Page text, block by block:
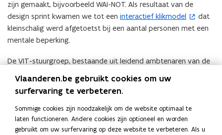
zijn gemaakt, bijvoorbeeld WAI-NOT. Als resultaat van de
design sprint kwamen we tot een interactief klikmodel
(
o
n
t
i
n
i
dat
kleinschalig werd afgetoetst bij een aantal personen met een
mentale beperking.
​De VIT-stuurgroep, bestaande uit leidend ambtenaren van de
het concept verder te ontwikkelen. Met dit startbudget werd
er een overheidsopdracht gelanceerd om dit concept verder te
verkennen. Itsme haalde de opdracht binnen en plant de
analyse op te leveren tegen juni 2025.
Vlaanderen.be gebruikt cookies om uw
surfervaring te verbeteren.
Sommige cookies zijn noodzakelijk om de website optimaal te
laten functioneren. Andere cookies zijn optioneel en worden
gebruikt om uw surfervaring op deze website te verbeteren. Als u